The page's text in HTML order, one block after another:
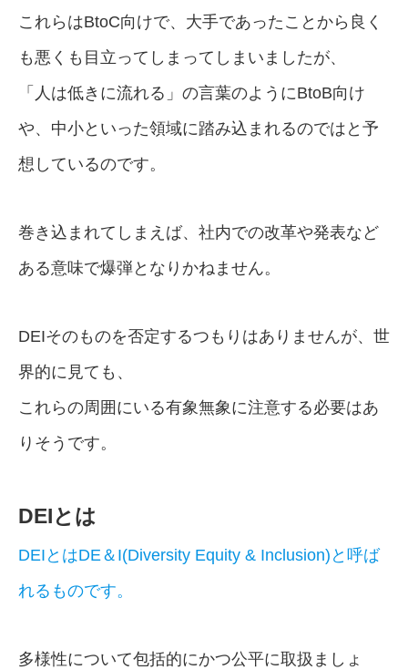
これらはBtoC向けで、大手であったことから良く
も悪くも目立ってしまってしまいましたが、
「人は低きに流れる」の言葉のようにBtoB向け
や、中小といった領域に踏み込まれるのではと予
想しているのです。
巻き込まれてしまえば、社内での改革や発表など
ある意味で爆弾となりかねません。
DEIそのものを否定するつもりはありませんが、世
界的に見ても、
これらの周囲にいる有象無象に注意する必要はあ
りそうです。
DEIとは
DEIとはDE＆I(Diversity Equity & Inclusion)と呼ば
れるものです。
多様性について包括的にかつ公平に取扱ましょ